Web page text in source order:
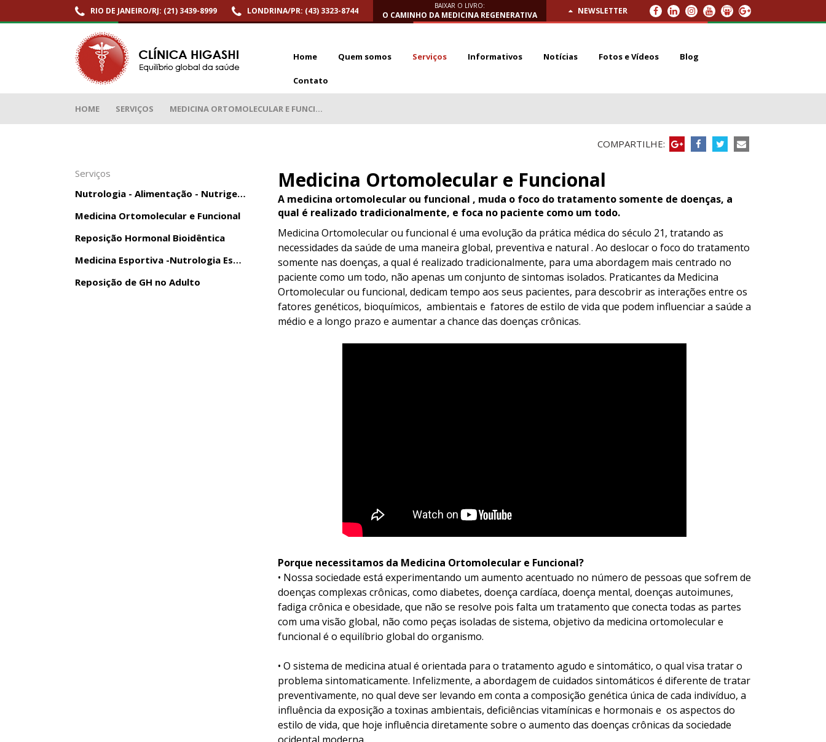
RIO DE JANEIRO/RJ: (21) 3439-8999 LONDRINA/PR: (43) 3323-8744 BAIXAR O LIVRO:
O CAMINHO DA MEDICINA REGENERATIVA NEWSLETTER
Medicina Ortomolecular e Funcional
Home Quem somos Serviços Informativos Notícias Fotos e Vídeos Blog
Contato
HOME SERVIÇOS MEDICINA ORTOMOLECULAR E FUNCI...
COMPARTILHE:
Serviços
Nutrologia - Alimentação - Nutrigenômica
Medicina Ortomolecular e Funcional
Reposição Hormonal Bioidêntica
Medicina Esportiva -Nutrologia Esportiva
Reposição de GH no Adulto
Medicina Ortomolecular e Funcional
A medicina ortomolecular ou funcional , muda o foco do tratamento somente de doenças, a
qual é realizado tradicionalmente, e foca no paciente como um todo.
Medicina Ortomolecular ou funcional é uma evolução da prática médica do século 21, tratando as
necessidades da saúde de uma maneira global, preventiva e natural . Ao deslocar o foco do tratamento
somente nas doenças, a qual é realizado tradicionalmente, para uma abordagem mais centrado no
paciente como um todo, não apenas um conjunto de sintomas isolados. Praticantes da Medicina
Ortomolecular ou funcional, dedicam tempo aos seus pacientes, para descobrir as interações entre os
fatores genéticos, bioquímicos, ambientais e fatores de estilo de vida que podem influenciar a saúde a
médio e a longo prazo e aumentar a chance das doenças crônicas.
Porque necessitamos da Medicina Ortomolecular e Funcional?
• Nossa sociedade está experimentando um aumento acentuado no número de pessoas que sofrem de
doenças complexas crônicas, como diabetes, doença cardíaca, doença mental, doenças autoimunes,
fadiga crônica e obesidade, que não se resolve pois falta um tratamento que conecta todas as partes
com uma visão global, não como peças isoladas de sistema, objetivo da medicina ortomolecular e
funcional é o equilíbrio global do organismo.
• O sistema de medicina atual é orientada para o tratamento agudo e sintomático, o qual visa tratar o
problema sintomaticamente. Infelizmente, a abordagem de cuidados sintomáticos é diferente de tratar
preventivamente, no qual deve ser levando em conta a composição genética única de cada indivíduo, a
influência da exposição a toxinas ambientais, deficiências vitamínicas e hormonais e os aspectos do
estilo de vida, que hoje influência diretamente sobre o aumento das doenças crônicas da sociedade